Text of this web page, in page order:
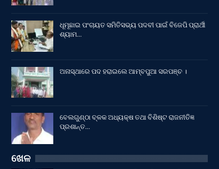
ଧୂମୂଛାଇ ପଂଚାୟତ ସମିତିସଭ୍ୟ ପଦବୀ ପାଇଁ ବିଜେପି ପ୍ରାର୍ଥୀ
ଶ୍ୟାମ…
ଅନାସ୍ଥାରେ ପଦ ହରାଇଲେ ଆମ୍ବପୁଆ ସରପଞ୍ଚ ।
ବେଲଗୁଣ୍ଠା ବ୍ଳକ ଅଧ୍ୟକ୍ଷ ତଥା ବିଶିଷ୍ଟ ରାଜନୀତିଜ୍ଞ
ପ୍ରଶାନ୍ତ…
ଖେଳ